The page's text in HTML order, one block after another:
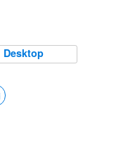
Desktop